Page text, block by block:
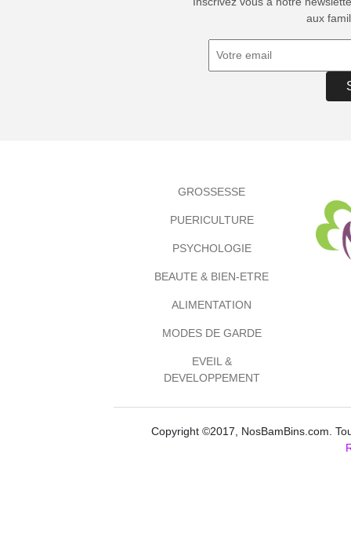
aux
GROSSESSE
PUERICULTURE
PSYCHOLOGIE
BEAUTE & BIEN-ETRE
ALIMENTATION
MODES DE GARDE
EVEIL &
DEVELOPPEMENT
Copyright ©2017, NosBamBins.com.